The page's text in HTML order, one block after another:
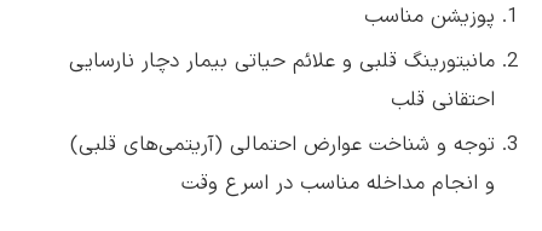
پوزیشن مناسب
مانیتورینگ قلبی و علائم حیاتی بیمار دچار نارسایی
احتقانی قلب
توجه و شناخت عوارض احتمالی (آریتمی‌های قلبی)
و انجام مداخله مناسب در اسرع وقت